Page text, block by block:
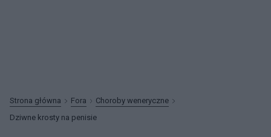
Strona główna Fora
Choroby weneryczne
Dziwne krosty na penisie